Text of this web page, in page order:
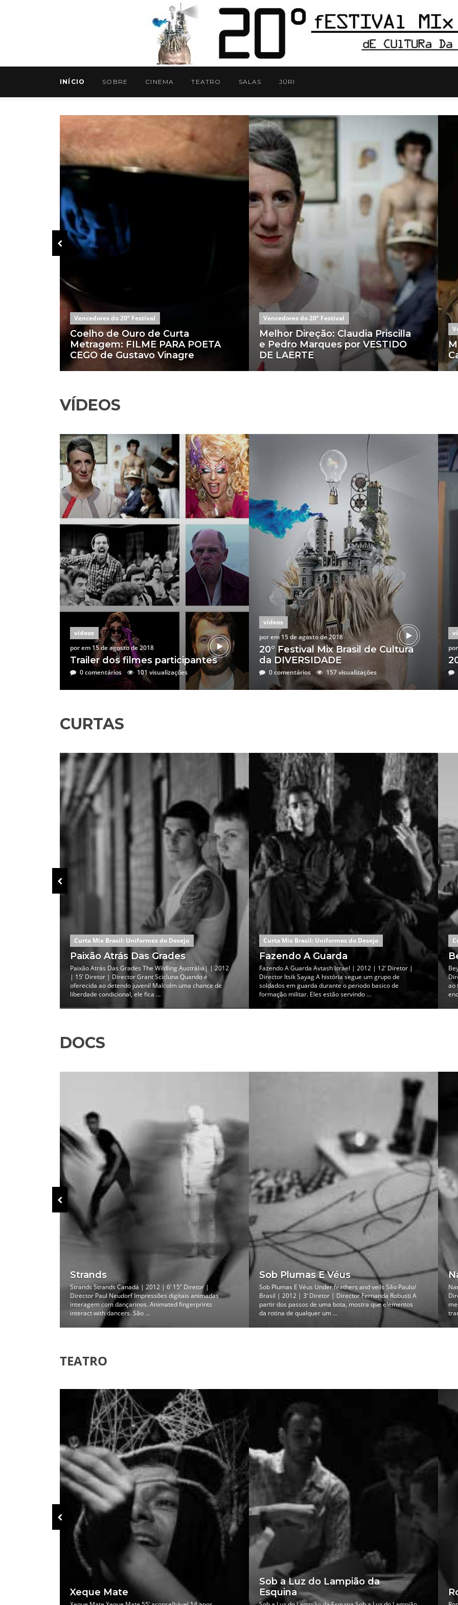
INÍCIO SOBRE CINEMA TEATRO SALAS JÚRI
Vencedores do 20º Festival
Coelho de Ouro de Curta
Metragem: FILME PARA POETA
CEGO de Gustavo Vinagre
Vencedores do 20º Festival
Melhor Direção: Claudia Priscilla
e Pedro Marques por VESTIDO
DE LAERTE
VÍDEOS
vídeos
porem 15 de agosto de 2018
Trailer dos filmes participantes
0 comentários 101 visualizações
vídeos
porem15 de agosto de 2018
20° Festival Mix Brasil de Cultura
da DIVERSIDADE
0 comentários 157 visualizações
por
CURTAS
Curta Mix Brasil: Uniformes do Desejo
Paixão Atrás Das Grades
Paixão Atrás Das Grades The Wildling Austrália| | 2012
| 15’ Diretor | Director Grant Scicluna Quando é
oferecida ao detendo juvenil Malcolm uma chance de
liberdade condicional, ele fica …
Curta Mix Brasil: Uniformes do Desejo
Fazendo A Guarda
Fazendo A Guarda Avtash Israel | 2012 | 12’ Diretor |
Director Itsik Sayag A história segue um grupo de
soldados em guarda durante o periodo basico de
formação militar. Eles estão servindo …
ao
DOCS
Strands
Strands Strands Canadá | 2012 | 6’ 15’’ Diretor |
Director Paul Neudorf Impressões digitais animadas
interagem com dançarinos. Animated fingerprints
interact with dancers. São …
Sob Plumas E Véus
Sob Plumas E Véus Under feathers and veils São Paulo/
Brasil | 2012 | 3’ Diretor | Director Fernanda Robusti A
partir dos passos de uma bota, mostra que elementos
da rotina de qualquer um …
TEATRO
Xeque Mate
Sob a Luz do Lampião da
Esquina